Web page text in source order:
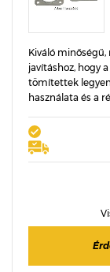
Kiváló
javításhoz, hogy
tömítettek
használata és a